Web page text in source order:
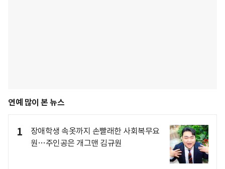
연예 많이 본 뉴스
1
장애학생 속옷까지 손빨래한 사회복무요
원…주인공은 개그맨 김규원